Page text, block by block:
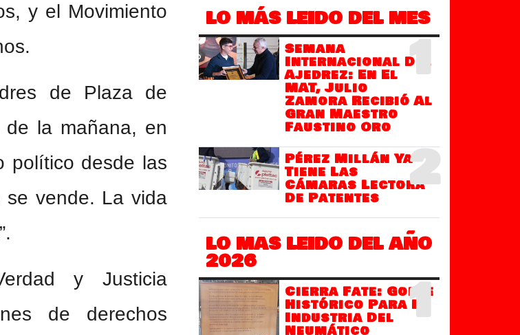
y el Movimiento
de Plaza de
la mañana, en
político desde las
se vende. La vida
y Justicia
de derechos
LO MÁS LEIDO DEL MES
1
Semana
Internacional Del
Ajedrez: En El
MAT, Julio
Zamora Recibió Al
Gran Maestro
Faustino Oro
2
Pérez Millán Ya
Tiene Las
Cámaras Lectora
De Patentes
LO MAS LEIDO DEL AÑO
2026
1
Cierra Fate: Golpe
Histórico Para La
Industria Del
Neumático